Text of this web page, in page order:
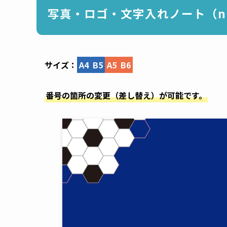
写真・ロゴ・文字入れノート（
サイズ： A4 B5 A5 B6
番号の箇所の変更（差し替え）が可能です。